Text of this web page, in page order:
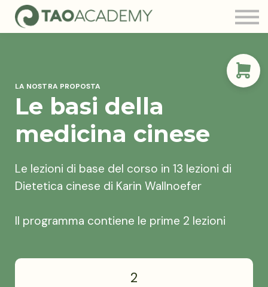
Tao Community
Blog
LA NOSTRA PROPOSTA
Le basi della
medicina cinese
Le lezioni di base del corso in 13 lezioni di
Dietetica cinese di Karin Wallnoefer
Il programma contiene le prime 2 lezioni
2